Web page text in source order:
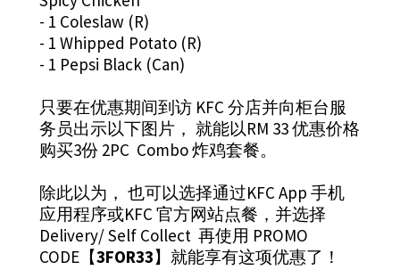
- 1 Coleslaw (R)
- 1 Whipped Potato (R)
- 1 Pepsi Black (Can)
只要在优惠期间到访 KFC 分店并向柜台服
务员出示以下图片， 就能以RM 33 优惠价格
购买3份 2PC Combo 炸鸡套餐。
除此以为， 也可以选择通过KFC App 手机
应用程序或KFC 官方网站点餐，并选择
Delivery/ Self Collect 再使用 PROMO
CODE【3FOR33】就能享有这项优惠了！